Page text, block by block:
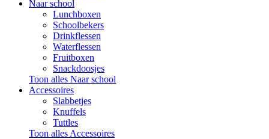
Naar school
Lunchboxen
Schoolbekers
Drinkflessen
Waterflessen
Fruitboxen
Snackdoosjes
Toon alles Naar school
Accessoires
Slabbetjes
Knuffels
Tuttles
Toon alles Accessoires